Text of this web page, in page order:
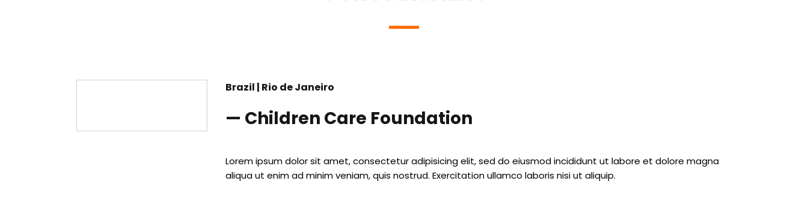
Brazil | Rio de Janeiro
— Children Care Foundation
Lorem ipsum dolor sit amet, consectetur adipisicing elit, sed do eiusmod incididunt ut labore et dolore magna
aliqua ut enim ad minim veniam, quis nostrud. Exercitation ullamco laboris nisi ut aliquip.